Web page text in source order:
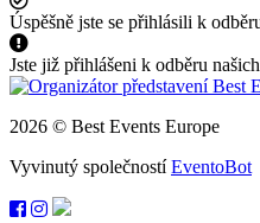
Úspěšně jste se přihlásili k
Jste již přihlášeni k odběru
2026 © Best Events Europe
Vyvinutý společnostíEventoBot